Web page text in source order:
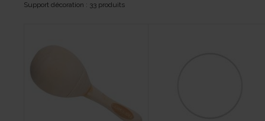
Support décoration : 33 produits